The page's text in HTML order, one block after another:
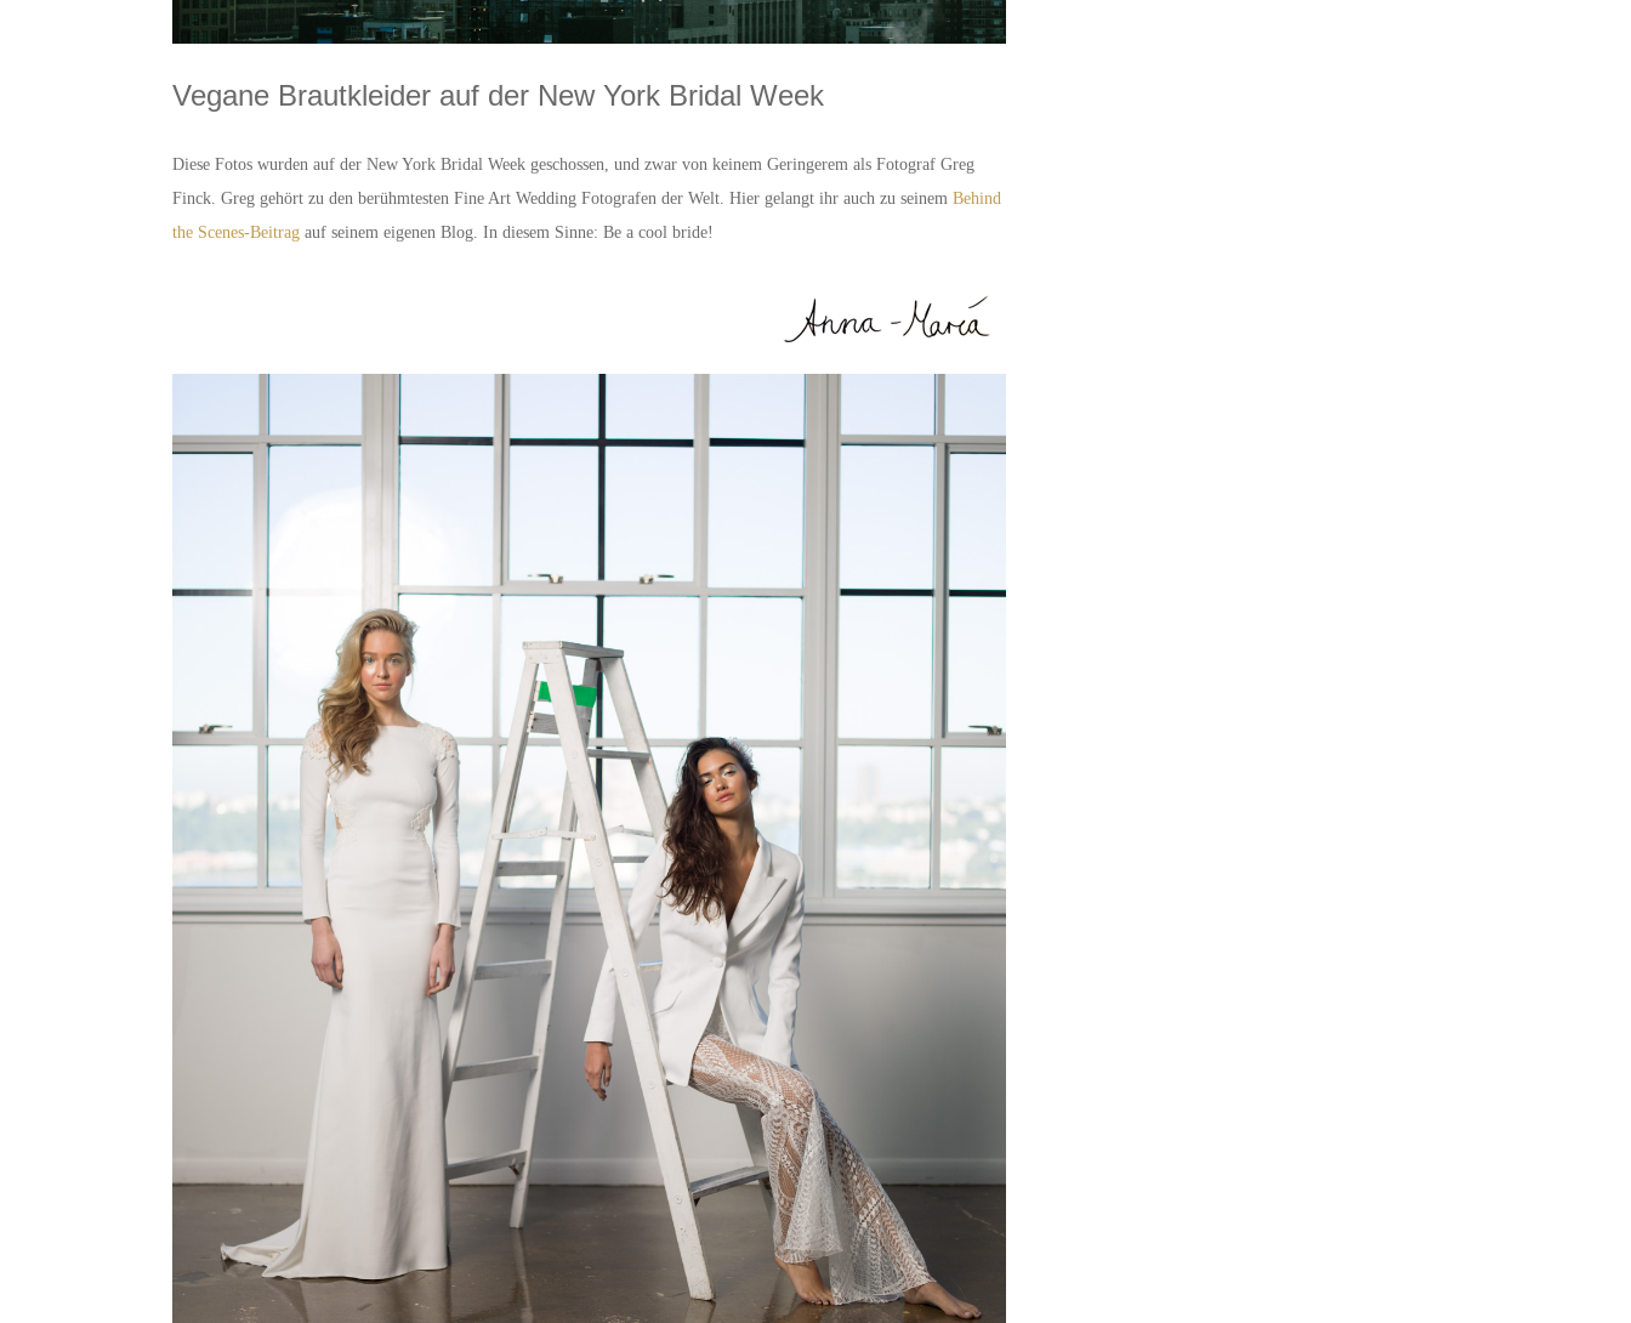
Vegane Brautkleider auf der New York Bridal Week
Diese Fotos wurden auf der New York Bridal Week geschossen, und zwar von keinem Geringerem als Fotograf Greg
Finck. Greg gehört zu den berühmtesten Fine Art Wedding Fotografen der Welt. Hier gelangt ihr auch zu seinem Behind
the Scenes-Beitrag auf seinem eigenen Blog. In diesem Sinne: Be a cool bride!